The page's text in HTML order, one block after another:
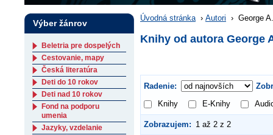
Úvodná stránka › Autori › George
Knihy od autora George
Radenie:
Knihy
E-Knihy
Zobrazujem: 1 až 2 z 2
Výber žánrov
Beletria pre dospelých
Cestovanie, mapy
Česká literatúra
Deti do 10 rokov
Deti nad 10 rokov
Fond na podporu
umenia
Jazyky, vzdelanie